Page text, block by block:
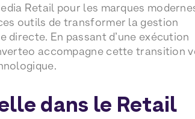
Retail pour les marques
outils de transformer la gestion
En passant d’une exécution
accompagne cette transition
dans le Retail